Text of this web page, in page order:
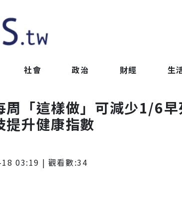
社會 政治 財經 生
周「這樣做」可減少1/6早
升健康指數
03:19 | 觀看數:34